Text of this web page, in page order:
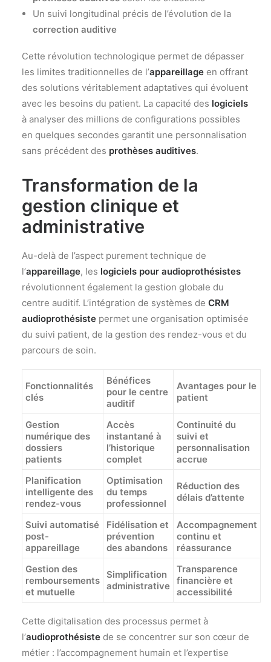
Un suivi longitudinal précis de l’évolution de la
correction auditive
Cette révolution technologique permet de dépasser
les limites traditionnelles de l’appareillage en offrant
des solutions véritablement adaptatives qui évoluent
avec les besoins du patient. La capacité des logiciels
à analyser des millions de configurations possibles
en quelques secondes garantit une personnalisation
sans précédent des prothèses auditives.
Transformation de la
gestion clinique et
administrative
Au-delà de l’aspect purement technique de
l’appareillage, les logiciels pour audioprothésistes
révolutionnent également la gestion globale du
centre auditif. L’intégration de systèmes de CRM
audioprothésiste permet une organisation optimisée
du suivi patient, de la gestion des rendez-vous et du
parcours de soin.
Fonctionnalités
clés
Bénéfices
pour le centre
auditif
Avantages pour le
patient
Gestion
numérique des
dossiers
patients
Accès
instantané à
l’historique
complet
Continuité du
suivi et
personnalisation
accrue
Planification
intelligente des
rendez-vous
Optimisation
du temps
professionnel
Réduction des
délais d’attente
Suivi automatisé
post-
appareillage
Fidélisation et
prévention
des abandons
Accompagnement
continu et
réassurance
Gestion des
remboursements
et mutuelle
Simplification
administrative
Transparence
financière et
accessibilité
Cette digitalisation des processus permet à
l’audioprothésiste de se concentrer sur son cœur de
métier : l’accompagnement humain et l’expertise